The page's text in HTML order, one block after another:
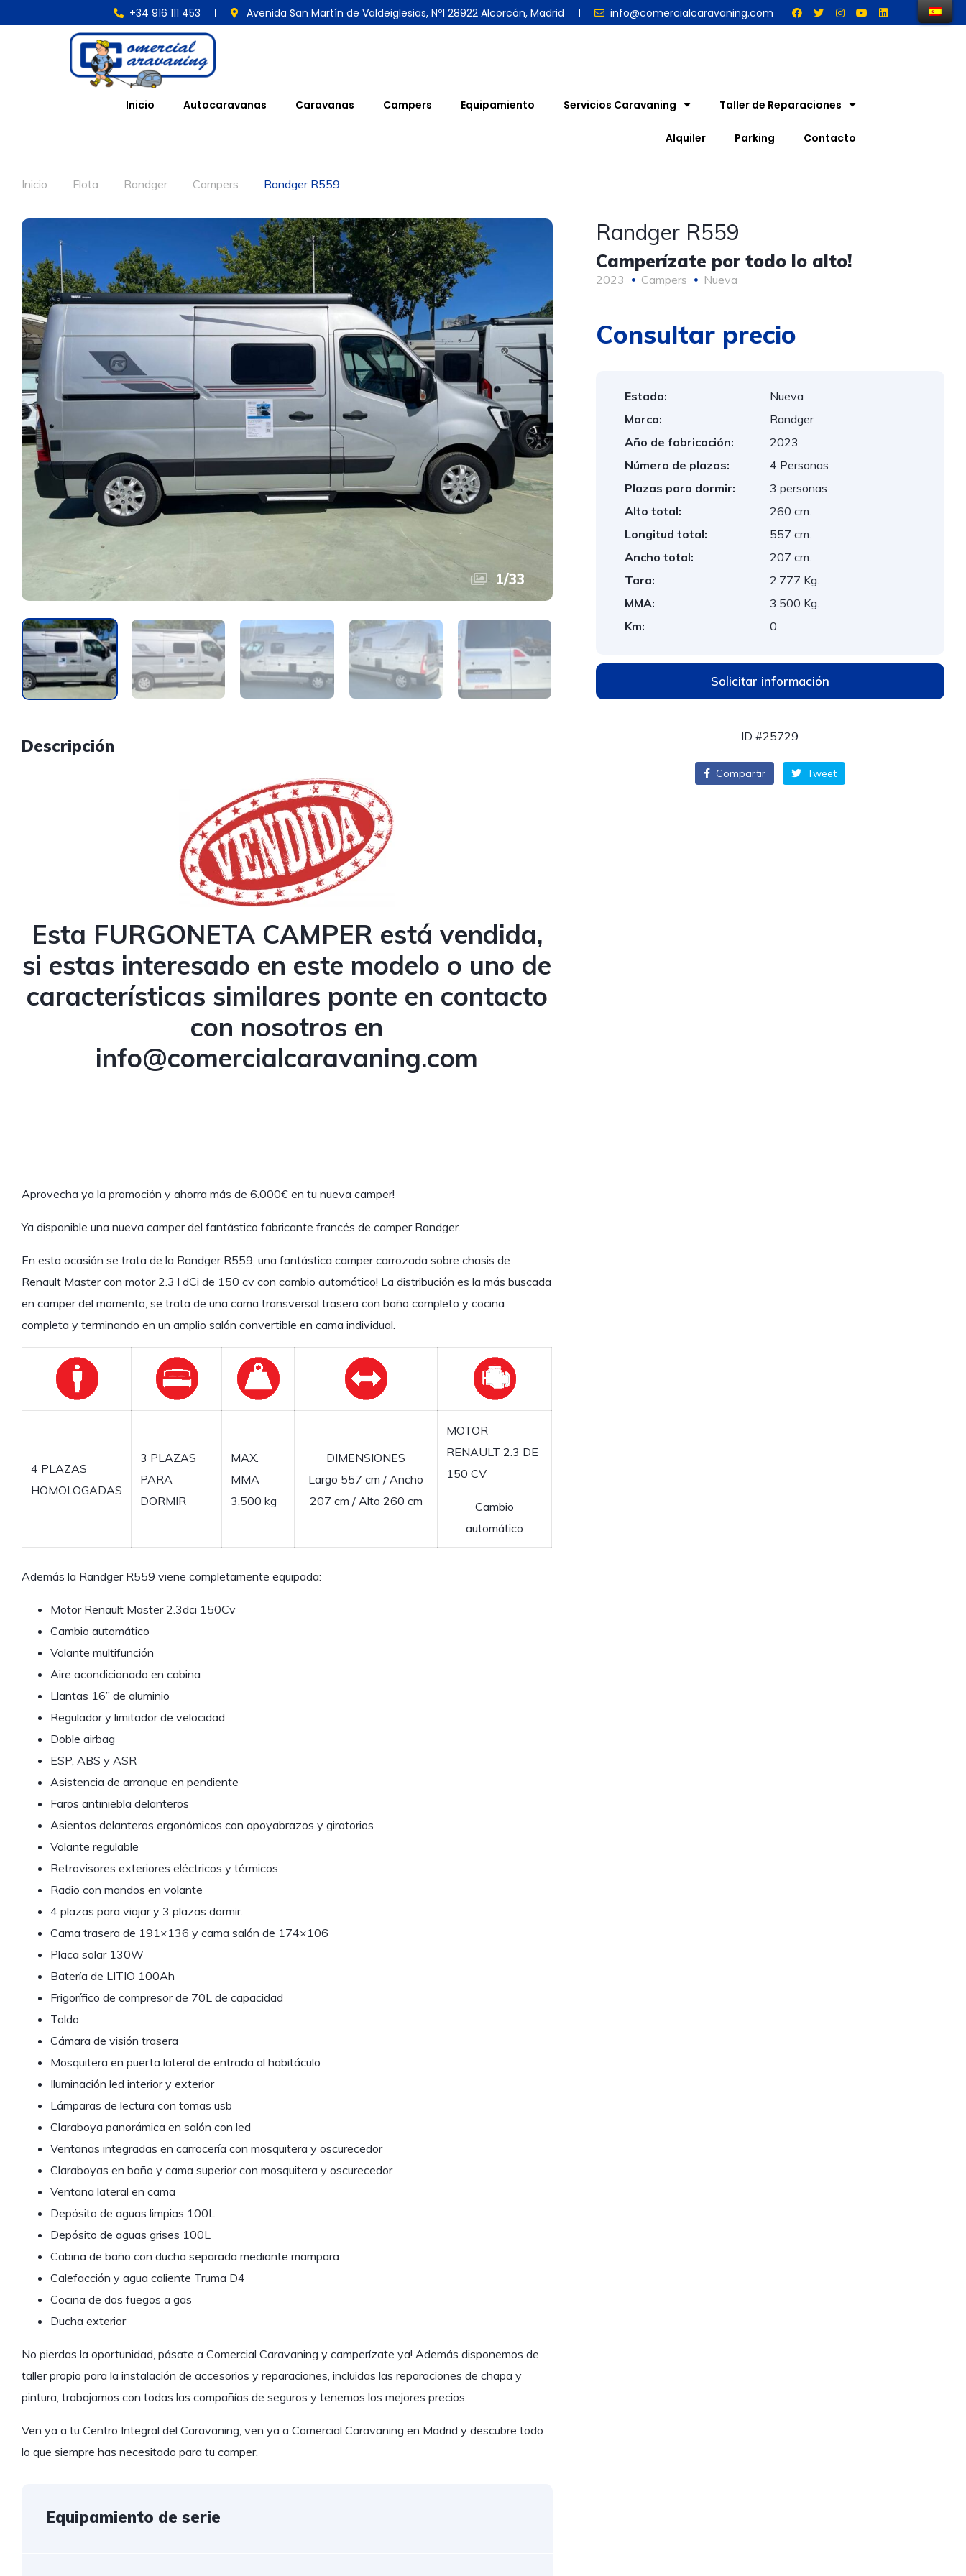
+34 916 111 453 Avenida San Martín de Valdeiglesias, Nº1 28922 Alcorcón, Madrid info@comercialcaravaning.com
Inicio Autocaravanas Caravanas Campers Equipamiento Servicios Caravaning Taller de Reparaciones
Alquiler Parking Contacto
Inicio Flota Randger Campers Randger R559
1/33
Descripción
Esta FURGONETA CAMPER está vendida,
si estas interesado en este modelo o uno de
características similares ponte en contacto
con nosotros en
info@comercialcaravaning.com
Aprovecha ya la promoción y ahorra más de 6.000€ en tu nueva camper!
Ya disponible una nueva camper del fantástico fabricante francés de camper Randger.
En esta ocasión se trata de la Randger R559, una fantástica camper carrozada sobre chasis de
Renault Master con motor 2.3 l dCi de 150 cv con cambio automático! La distribución es la más buscada
en camper del momento, se trata de una cama transversal trasera con baño completo y cocina
completa y terminando en un amplio salón convertible en cama individual.
4 PLAZAS
HOMOLOGADAS
3 PLAZAS
PARA
DORMIR
MAX.
MMA
3.500 kg
DIMENSIONES
Largo 557 cm / Ancho
207 cm / Alto 260 cm
MOTOR
RENAULT 2.3 DE
150 CV
Cambio
automático
Además la Randger R559 viene completamente equipada:
Motor Renault Master 2.3dci 150Cv
Cambio automático
Volante multifunción
Aire acondicionado en cabina
Llantas 16” de aluminio
Regulador y limitador de velocidad
Doble airbag
ESP, ABS y ASR
Asistencia de arranque en pendiente
Faros antiniebla delanteros
Asientos delanteros ergonómicos con apoyabrazos y giratorios
Volante regulable
Retrovisores exteriores eléctricos y térmicos
Radio con mandos en volante
4 plazas para viajar y 3 plazas dormir.
Cama trasera de 191×136 y cama salón de 174×106
Placa solar 130W
Batería de LITIO 100Ah
Frigorífico de compresor de 70L de capacidad
Toldo
Cámara de visión trasera
Mosquitera en puerta lateral de entrada al habitáculo
Iluminación led interior y exterior
Lámparas de lectura con tomas usb
Claraboya panorámica en salón con led
Ventanas integradas en carrocería con mosquitera y oscurecedor
Claraboyas en baño y cama superior con mosquitera y oscurecedor
Ventana lateral en cama
Depósito de aguas limpias 100L
Depósito de aguas grises 100L
Cabina de baño con ducha separada mediante mampara
Calefacción y agua caliente Truma D4
Cocina de dos fuegos a gas
Ducha exterior
No pierdas la oportunidad, pásate a Comercial Caravaning y camperízate ya! Además disponemos de
taller propio para la instalación de accesorios y reparaciones, incluidas las reparaciones de chapa y
pintura, trabajamos con todas las compañías de seguros y tenemos los mejores precios.
Ven ya a tu Centro Integral del Caravaning, ven ya a Comercial Caravaning en Madrid y descubre todo
lo que siempre has necesitado para tu camper.
Equipamiento de serie
Randger R559
Camperízate por todo lo alto!
2023 Campers Nueva
Consultar precio
Estado:
Nueva
Marca:
Randger
Año de fabricación:
2023
Número de plazas:
4 Personas
Plazas para dormir:
3 personas
Alto total:
260 cm.
Longitud total:
557 cm.
Ancho total:
207 cm.
Tara:
2.777 Kg.
MMA:
3.500 Kg.
Km:
0
Solicitar información
ID #25729
Compartir Tweet